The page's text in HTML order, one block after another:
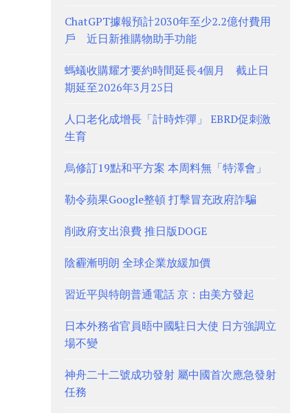
ChatGPT據報預計2030年至少2.2億付費用
戶 近日新推購物助手功能
螞蟻收購耀才要約時間延長4個月 截止日
期延至2026年3月25日
人口老化成增長「計時炸彈」 EBRD促刺激
生育
烏修訂19點和平方案 本周料無「特澤會」
勒令蘋果Google整頓 打擊冒充政府詐騙
削政府支出浪費 推日版DOGE
陰霾漸明朗 全球企業放緩加價
習近平與特朗普通電話 京：由美方發起
日本外務省官員晤中國駐日大使 日方強調立
場不變
神舟二十二號成功發射 屬中國首次應急發射
任務